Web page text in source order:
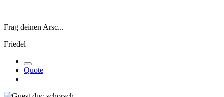
Frag deinen Arsc...
Friedel
Quote